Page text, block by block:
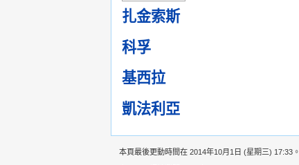
扎金索斯
科孚
基西拉
凱法利亞
本頁最後更動時間在 2014年10月1日 (星期三) 17:33。